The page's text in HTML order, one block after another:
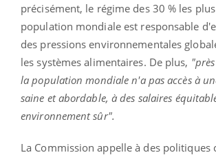
précisément, le régime des 30 % les
population mondiale est responsable
des pressions environnementales
les systèmes alimentaires. De plus,
la population mondiale n'a pas accès à
saine et abordable, à des salaires
environnement sûr".
La Commission appelle à des politiques